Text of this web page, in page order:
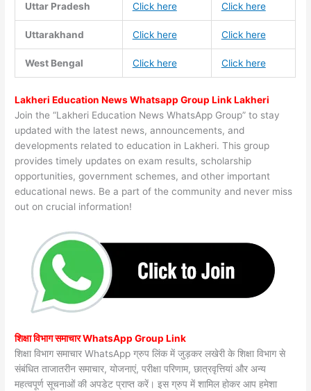
Uttar Pradesh Click here Click here
Uttarakhand Click here Click here
West Bengal Click here Click here
Lakheri Education News Whatsapp Group Link Lakheri
Join the “Lakheri Education News WhatsApp Group” to stay
updated with the latest news, announcements, and
developments related to education in Lakheri. This group
provides timely updates on exam results, scholarship
opportunities, government schemes, and other important
educational news. Be a part of the community and never miss
out on crucial information!
शिक्षा विभाग समाचार WhatsApp Group Link
शिक्षा विभाग समाचार WhatsApp ग्रुप लिंक में जुड़कर लखेरी के शिक्षा विभाग से
संबंधित ताजातरीन समाचार, योजनाएं, परीक्षा परिणाम, छात्रवृत्तियां और अन्य
महत्वपूर्ण सूचनाओं की अपडेट प्राप्त करें। इस ग्रुप में शामिल होकर आप हमेशा